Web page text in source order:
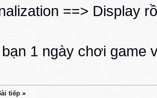
==> Display
1 ngày chơi game
tiếp »